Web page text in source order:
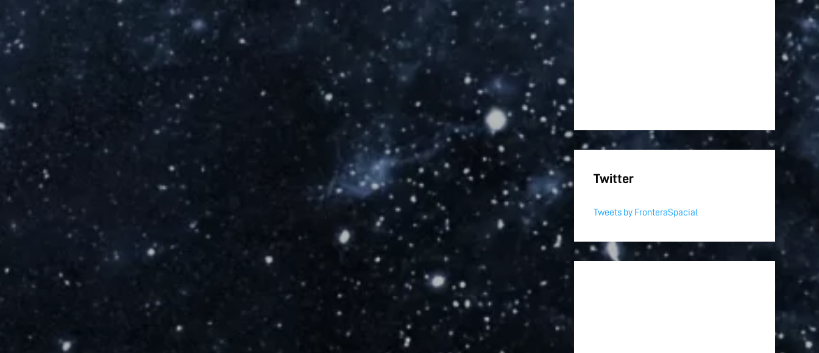
Twitter
Tweets by FronteraSpacial